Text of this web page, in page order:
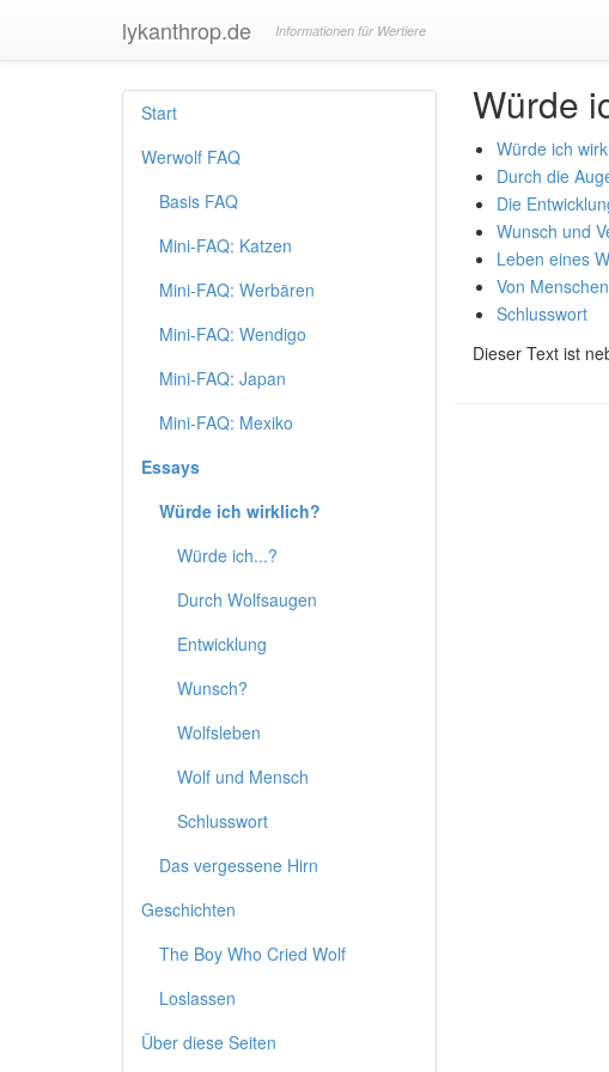
lykanthrop.de Informationen für Wertiere
Start
Werwolf FAQ
Basis FAQ
Mini-FAQ: Katzen
Mini-FAQ: Werbären
Mini-FAQ: Wendigo
Mini-FAQ: Japan
Mini-FAQ: Mexiko
Essays
Würde ich wirklich?
Würde ich...?
Durch Wolfsaugen
Entwicklung
Wunsch?
Wolfsleben
Wolf und Mensch
Schlusswort
Das vergessene Hirn
Geschichten
The Boy Who Cried Wolf
Loslassen
Über diese Seiten
Würde
Würde ich
Durch die
Die
Wunsch und
Leben eines
Von
Schlusswort
Dieser Text ist